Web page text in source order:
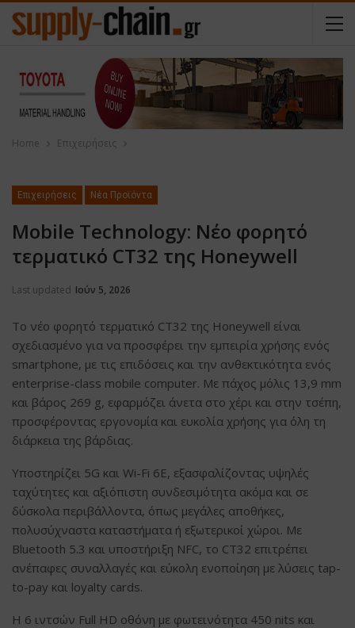
Home Επιχειρήσεις
Επιχειρήσεις Νέα Προϊόντα
Mobile Technology: Νέο φορητό
τερματικό CT32 της Honeywell
Last updated Ιούν 5, 2026
Το νέο φορητό τερματικό CT32 της Honeywell είναι
σχεδιασμένο για να προσφέρει την εμπειρία χρήσης ενός
smartphone, με τις επιδόσεις και την ανθεκτικότητα ενός
enterprise-class mobile computer. Με πάχος μόλις 13,9 mm
και βάρος 269 g, εφαρμόζει άνετα στο χέρι και στην τσέπη,
προσφέροντας εργονομία και ευκολία χρήσης για όλη τη
διάρκεια της βάρδιας.
Υποστηρίζει 5G και Wi-Fi 6E, εξασφαλίζοντας υψηλές
ταχύτητες και αξιόπιστη συνδεσιμότητα ακόμα και σε
δύσκολα περιβάλλοντα, όπως μεγάλες αποθήκες,
πολυσύχναστα καταστήματα ή εξωτερικοί χώροι. Με
Bluetooth 5.3 και υποστήριξη NFC, το CT32 επιτρέπει
ανέπαφες συναλλαγές και εύκολη ενοποίηση με λύσεις tap-
to-pay και loyalty cards.
Η 6 ιντσών Full HD οθόνη με φωτεινότητα 450 nits και